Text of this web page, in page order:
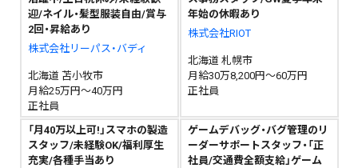
迎/ネイル・髪型服装自由/賞与
2回・昇給あり
株式会社リーパス・バディ
北海道 苫小牧市
月給25万円～40万円
正社員
年始の休暇あり
株式会社RIOT
北海道 札幌市
月給30万8,200円～60万円
正社員
「月40万以上可!」スマホの製造
スタッフ/未経験OK/福利厚生
充実/各種手当あり
ゲームデバッグ・バグ管理のリ
ーダーサポートスタッフ・「正
社員/交通費全額支給」ゲーム